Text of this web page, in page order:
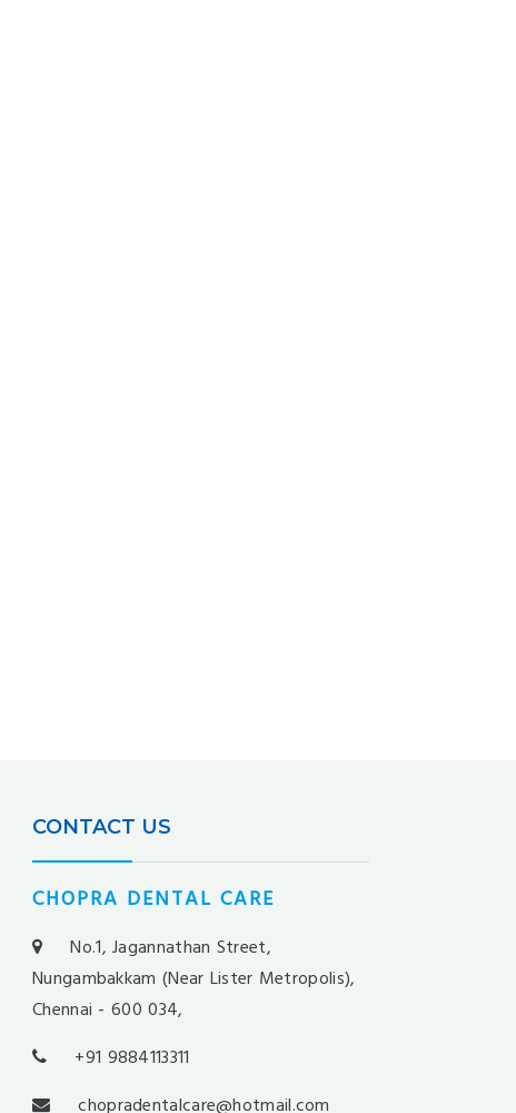
CONTACT US
CHOPRA DENTAL CARE
No.1, Jagannathan Street,
Nungambakkam (Near Lister Metropolis),
Chennai - 600 034,
+91 9884113311
chopradentalcare@hotmail.com